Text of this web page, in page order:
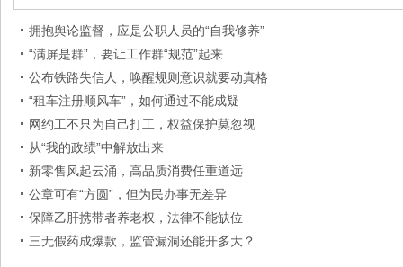
拥抱舆论监督，应是公职人员的“自我修养”
“满屏是群”，要让工作群“规范”起来
公布铁路失信人，唤醒规则意识就要动真格
“租车注册顺风车”，如何通过不能成疑
网约工不只为自己打工，权益保护莫忽视
从“我的政绩”中解放出来
新零售风起云涌，高品质消费任重道远
公章可有“方圆”，但为民办事无差异
保障乙肝携带者养老权，法律不能缺位
三无假药成爆款，监管漏洞还能开多大？